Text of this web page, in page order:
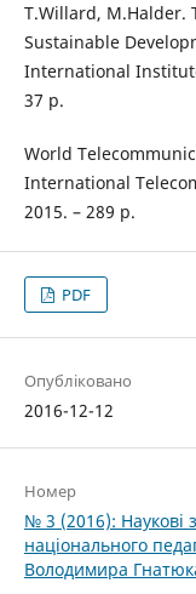
T.Willard, M.Halder.
Sustainable
International
37 р.
World
International
2015. – 289 p.
PDF
Опубліковано
2016-12-12
Номер
№ 3 (2016): Наукові
національного
Володимира